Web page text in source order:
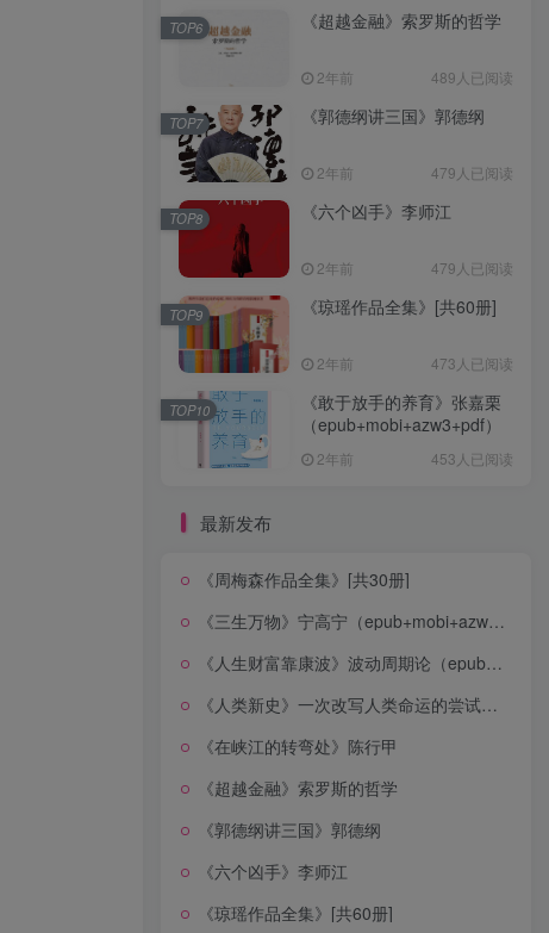
《超越金融》索罗斯的哲学
2年前 489人已阅读
TOP6
《郭德纲讲三国》郭德纲
2年前 479人已阅读
TOP7
《六个凶手》李师江
2年前 479人已阅读
TOP8
《琼瑶作品全集》[共60册]
2年前 473人已阅读
TOP9
《敢于放手的养育》张嘉栗
（epub+mobi+azw3+pdf）
2年前 453人已阅读
TOP10
最新发布
《周梅森作品全集》[共30册]
《三生万物》宁高宁（epub+mobi+azw3+pdf）
《人生财富靠康波》波动周期论（epub+mobi+azw3+pdf）
《人类新史》一次改写人类命运的尝试（epub+mobi+azw3+pdf）
《在峡江的转弯处》陈行甲
《超越金融》索罗斯的哲学
《郭德纲讲三国》郭德纲
《六个凶手》李师江
《琼瑶作品全集》[共60册]